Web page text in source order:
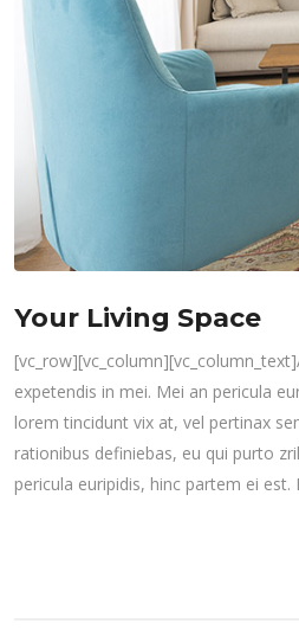
Your Living Space
expetendis in mei. Mei an pericula
lorem tincidunt vix at, vel pertinax
rationibus definiebas, eu qui purto
pericula euripidis, hinc partem ei est.